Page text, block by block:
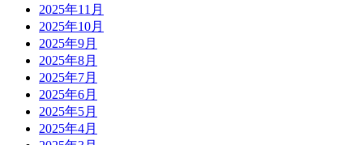
2025年11月
2025年10月
2025年9月
2025年8月
2025年7月
2025年6月
2025年5月
2025年4月